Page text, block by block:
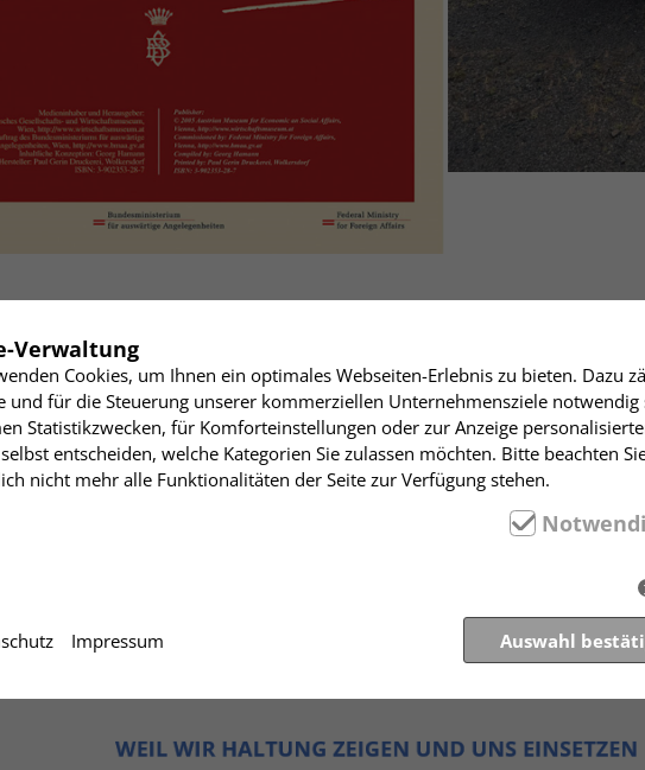
Verwaltung
Cookies, um Ihnen ein optimales Webseiten-Erlebnis zu bieten. Dazu
und für die Steuerung unserer kommerziellen Unternehmensziele
Statistikzwecken, für Komforteinstellungen oder zur Anzeige
entscheiden, welche Kategorien Sie zulassen möchten. Bitte beachten
nicht mehr alle Funktionalitäten der Seite zur Verfügung stehen.
Auswahl
Impressum